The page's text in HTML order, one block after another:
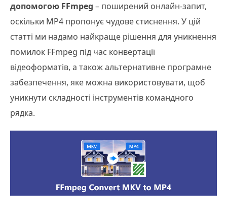
допомогою FFmpeg – поширений онлайн-запит,
оскільки MP4 пропонує чудове стиснення. У цій
статті ми надамо найкраще рішення для уникнення
помилок FFmpeg під час конвертації
відеоформатів, а також альтернативне програмне
забезпечення, яке можна використовувати, щоб
уникнути складності інструментів командного
рядка.